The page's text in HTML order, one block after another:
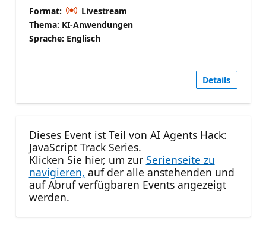
Format:
Livestream
Thema: KI-Anwendungen
Sprache: Englisch
Details
Dieses Event ist Teil von AI Agents Hack:
JavaScript Track Series.
Klicken Sie hier, um zur Serienseite zu
navigieren, auf der alle anstehenden und
auf Abruf verfügbaren Events angezeigt
werden.